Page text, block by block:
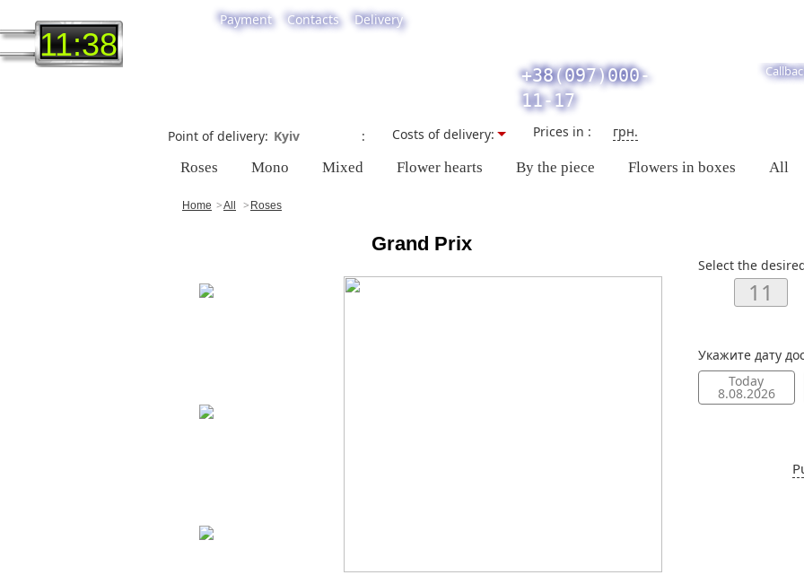
11:38
Payment Contacts Delivery
+38(097)000-
11-17
Point of delivery Costs of delivery: Prices in : грн.
Roses Mono Mixed Flower hearts By the piece Flowers in boxes All
Home All Roses
Grand Prix
Select the
Укажите дату
Today
8.08.2026